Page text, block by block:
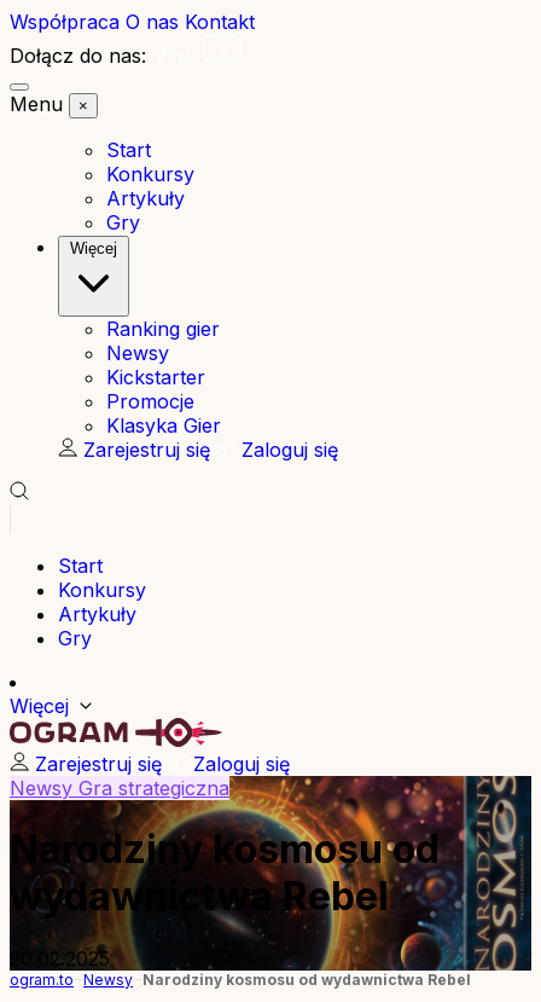
Współpraca O nas Kontakt
Dołącz do nas:
Menu
×
Start
Konkursy
Artykuły
Gry
Więcej
Ranking gier
Newsy
Kickstarter
Promocje
Klasyka Gier
Zarejestruj się
Zaloguj się
Start
Konkursy
Artykuły
Gry
Więcej
Zarejestruj się
Zaloguj się
Newsy Gra strategiczna
Narodziny kosmosu od
wydawnictwa Rebel
20.02.2025
ogram.to Newsy Narodziny kosmosu od wydawnictwa Rebel